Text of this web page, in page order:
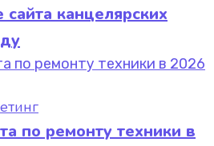
канцелярских
по ремонту техники в